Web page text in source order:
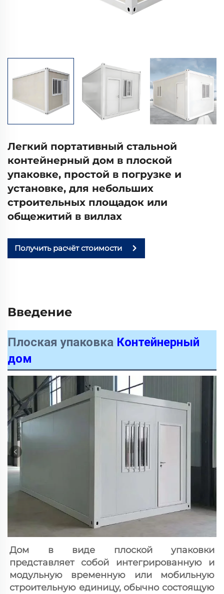
Легкий портативный стальной
контейнерный дом в плоской
упаковке, простой в погрузке и
установке, для небольших
строительных площадок или
общежитий в виллах
Получить расчёт стоимости
Введение
Плоская упаковка Контейнерный
дом
Дом в виде плоской упаковки
представляет собой интегрированную и
модульную временную или мобильную
строительную единицу, обычно состоящую